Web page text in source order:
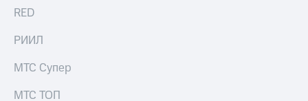
RED
РИИЛ
МТС Супер
МТС ТОП